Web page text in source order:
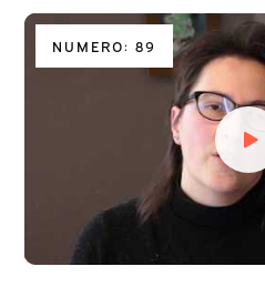
NUMERO: 89